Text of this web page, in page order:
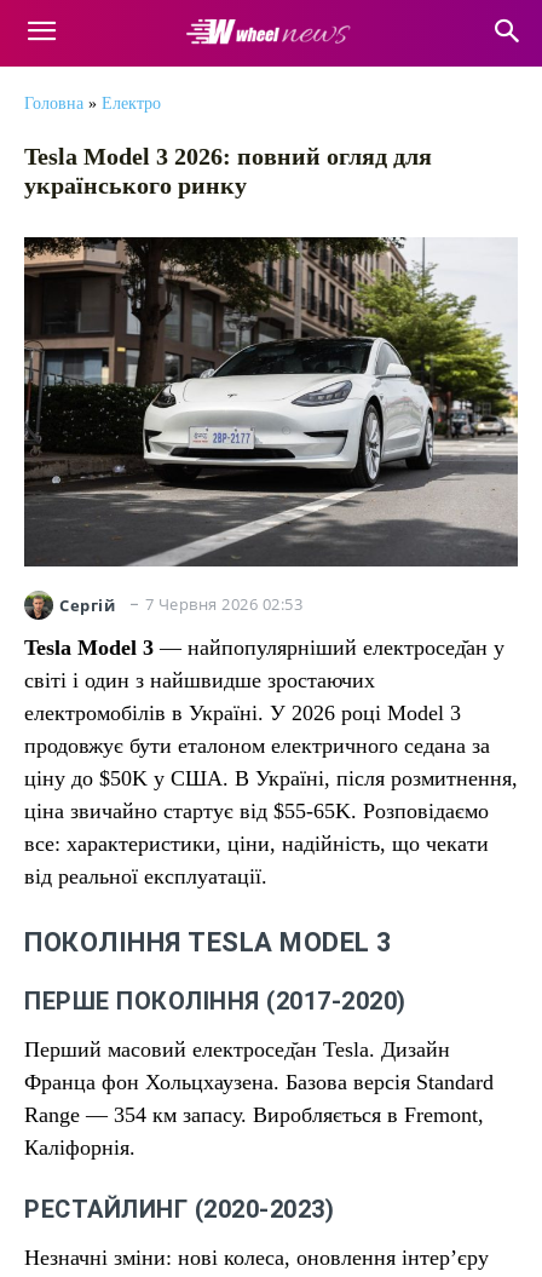
Головна » Електро
Tesla Model 3 2026: повний огляд для
українського ринку
Сергій 7 Червня 2026 02:53
Tesla Model 3 — найпопулярніший електросед̆ан у
світі і один з найшвидше зростаючих
електромобілів в Україні. У 2026 році Model 3
продовжує бути еталоном електричного седана за
ціну до $50K у США. В Україні, після розмитнення,
ціна звичайно стартує від $55-65K. Розповідаємо
все: характеристики, ціни, надійність, що чекати
від реальної експлуатації.
ПОКОЛІННЯ TESLA MODEL 3
ПЕРШЕ ПОКОЛІННЯ (2017-2020)
Перший масовий електросед̆ан Tesla. Дизайн
Франца фон Хольцхаузена. Базова версія Standard
Range — 354 км запасу. Виробляється в Fremont,
Каліфорнія.
РЕСТАЙЛИНГ (2020-2023)
Незначні зміни: нові колеса, оновлення інтер’єру